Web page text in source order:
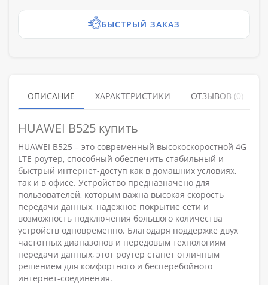
БЫСТРЫЙ ЗАКАЗ
ОПИСАНИЕ ХАРАКТЕРИСТИКИ ОТЗЫВОВ (0)
HUAWEI B525 купить
HUAWEI B525 – это современный высокоскоростной 4G
LTE роутер, способный обеспечить стабильный и
быстрый интернет-доступ как в домашних условиях,
так и в офисе. Устройство предназначено для
пользователей, которым важна высокая скорость
передачи данных, надежное покрытие сети и
возможность подключения большого количества
устройств одновременно. Благодаря поддержке двух
частотных диапазонов и передовым технологиям
передачи данных, этот роутер станет отличным
решением для комфортного и бесперебойного
интернет-соединения.